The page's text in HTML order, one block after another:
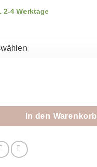
2-4 Werktage
"Pine" Menge
In den Warenkorb